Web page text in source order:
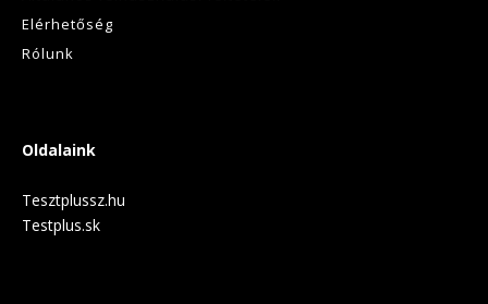
Elérhetőség
Rólunk
Oldalaink
Tesztplussz.hu
Testplus.sk